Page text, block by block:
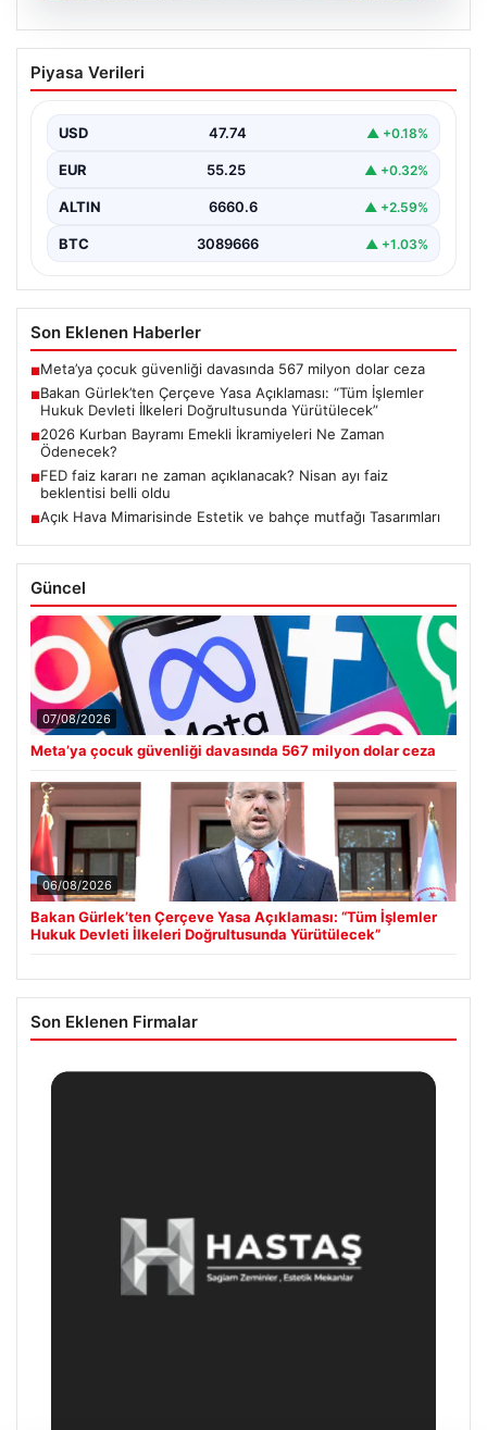
06.08.2026
Bakan Gürlek’ten Çerçeve Yasa
Açıklaması: “Tüm İşlemler Hukuk
Yürütülecek”
Adalet Bakanı Akın Gürlek, terörle mücadelede yeni bir
dönemi başlatacak çerçeve yasanın Meclis’te kabul…
Piyasa Verileri
USD 47.74 ▲ +0.18%
EUR 55.25 ▲ +0.32%
ALTIN 6660.6 ▲ +2.59%
BTC 3089666 ▲ +1.03%
Son Eklenen Haberler
■Meta’ya çocuk güvenliği davasında 567 milyon dolar ceza
■Bakan Gürlek’ten Çerçeve Yasa Açıklaması: “Tüm İşlemler
Hukuk Devleti İlkeleri Doğrultusunda Yürütülecek”
■2026 Kurban Bayramı Emekli İkramiyeleri Ne Zaman
Ödenecek?
■FED faiz kararı ne zaman açıklanacak? Nisan ayı faiz
beklentisi belli oldu
■Açık Hava Mimarisinde Estetik ve bahçe mutfağı Tasarımları
Güncel
07/08/2026
Meta’ya çocuk güvenliği davasında 567 milyon dolar ceza
06/08/2026
Bakan Gürlek’ten Çerçeve Yasa Açıklaması: “Tüm İşlemler
Hukuk Devleti İlkeleri Doğrultusunda Yürütülecek”
Son Eklenen Firmalar